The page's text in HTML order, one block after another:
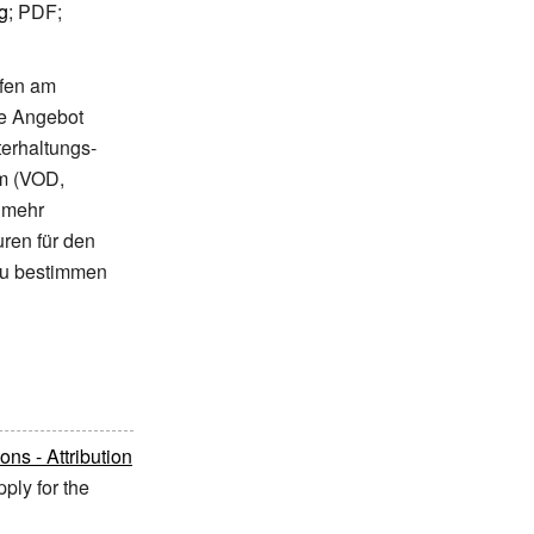
; PDF;
am
Angebot
(VOD,
für den
bestimmen
- Attribution
for the